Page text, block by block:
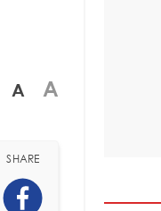
A A
SHARE